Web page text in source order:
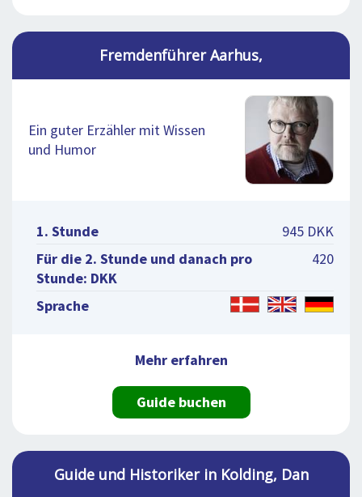
Fremdenführer Aarhus,
Ein guter Erzähler mit Wissen
und Humor
1. Stunde
945 DKK
Für die 2. Stunde und danach pro
Stunde: DKK
420
Sprache
Mehr erfahren
Guide buchen
Guide und Historiker in Kolding, Dan